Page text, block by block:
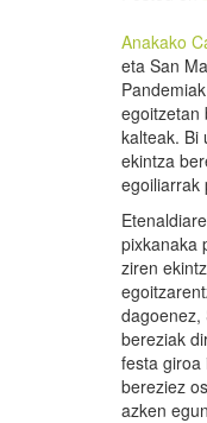
Anakako
eta San
egoitzetan
kalteak. Bi
ekintza
egoiliarrak
pixkanaka
ziren
dagoenez,
bereziak
festa giroa
bereziez
azken